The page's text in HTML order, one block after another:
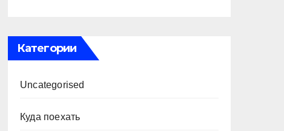
Категории
Uncategorised
Куда поехать